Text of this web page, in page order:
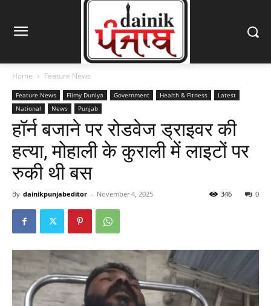
Home Feature News
Feature News Filmy Duniya Government Health & Fitness
Latest
National
News Punjab
हॉर्न बजाने पर रोडवेज ड्राइवर की
हत्या, मोहाली के कुराली में लाइटों पर
रुकी थी बस
By dainikpunjabeditor - November 4, 2025 0
346